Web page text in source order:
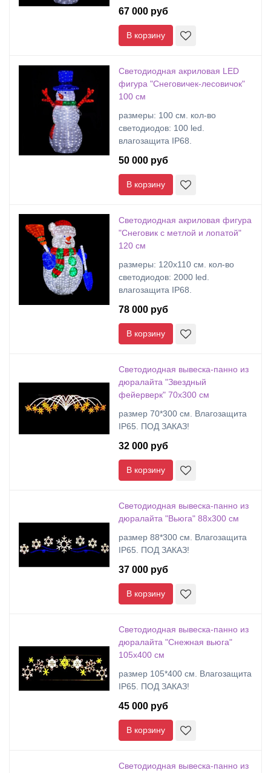
67 000 руб
В корзину
Светодиодная акриловая LED
фигура "Снеговичек-лесовичок"
100 см
размеры: 100 cм. кол-во
светодиодов: 100 led.
влагозащита IP68.
50 000 руб
В корзину
Светодиодная акриловая фигура
"Снеговик с метлой и лопатой"
120 см
размеры: 120х110 cм. кол-во
светодиодов: 2000 led.
влагозащита IP68.
78 000 руб
В корзину
Светодиодная вывеска-панно из
дюралайта "Звездный
фейерверк" 70х300 см
размер 70*300 см. Влагозащита
IP65. ПОД ЗАКАЗ!
32 000 руб
В корзину
Cветодиодная вывеска-панно из
дюралайта "Вьюга" 88х300 см
размер 88*300 см. Влагозащита
IP65. ПОД ЗАКАЗ!
37 000 руб
В корзину
Cветодиодная вывеска-панно из
дюралайта "Снежная вьюга"
105х400 см
размер 105*400 см. Влагозащита
IP65. ПОД ЗАКАЗ!
45 000 руб
В корзину
Cветодиодная вывеска-панно из